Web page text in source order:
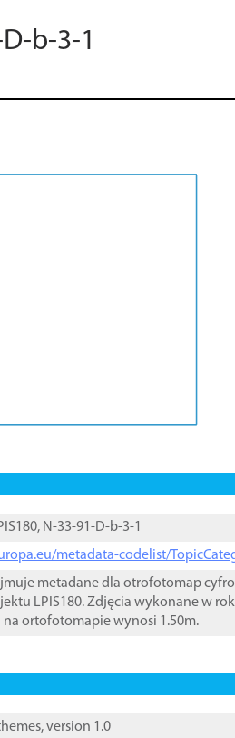
b-3-1
N-33-91-D-b-3-1
metadata-codelist/
metadane dla otrofotomap
LPIS180. Zdjęcia wykonane w
na ortofotomapie wynosi 1.50m.
version 1.0